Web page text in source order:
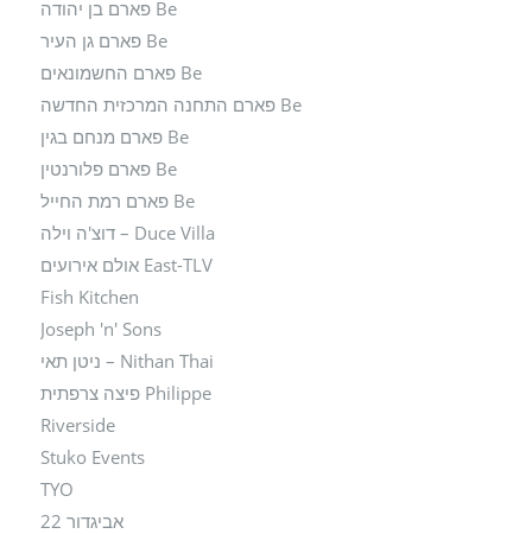
Be פארם בן יהודה
Be פארם גן העיר
Be פארם החשמונאים
Be פארם התחנה המרכזית החדשה
Be פארם מנחם בגין
Be פארם פלורנטין
Be פארם רמת החייל
Duce Villa – דוצ'ה וילה
East-TLV אולם אירועים
Fish Kitchen
Joseph 'n' Sons
Nithan Thai – ניטן תאי
Philippe פיצה צרפתית
Riverside
Stuko Events
TYO
אביגדור 22